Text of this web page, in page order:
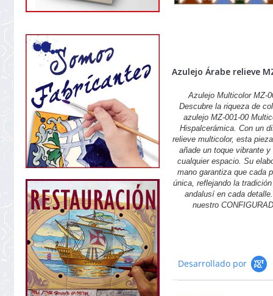
Azulejo Árabe relieve
Azulejo Multicolor MZ-
Descubre la riqueza de
azulejo MZ-001-00
Hispalcerámica. Con un
relieve multicolor, esta
añade un toque vibrante y
cualquier espacio. Su
mano garantiza que cada
única, reflejando la
andalusí en cada
nuestro
Desarrollado por